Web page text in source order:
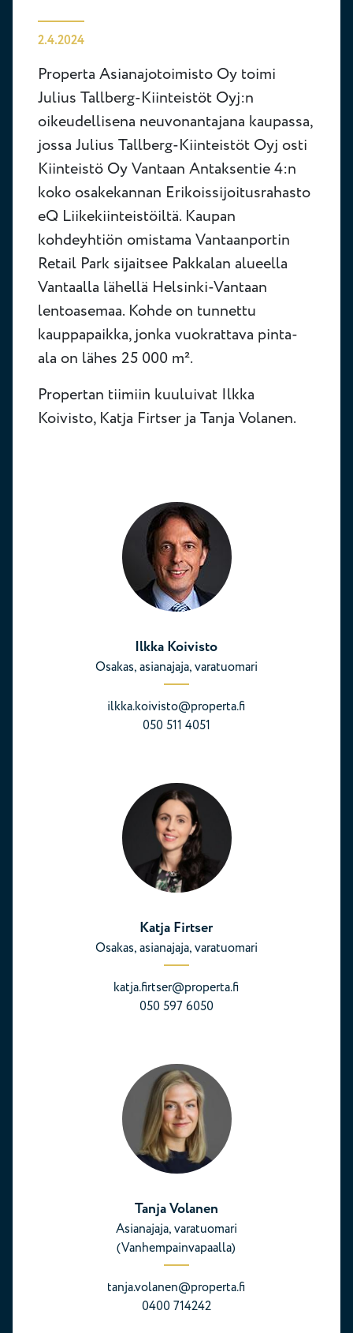
2.4.2024
Properta Asianajotoimisto Oy toimi
Julius Tallberg-Kiinteistöt Oyj:n
oikeudellisena neuvonantajana kaupassa,
jossa Julius Tallberg-Kiinteistöt Oyj osti
Kiinteistö Oy Vantaan Antaksentie 4:n
koko osakekannan Erikoissijoitusrahasto
eQ Liikekiinteistöiltä. Kaupan
kohdeyhtiön omistama Vantaanportin
Retail Park sijaitsee Pakkalan alueella
Vantaalla lähellä Helsinki-Vantaan
lentoasemaa. Kohde on tunnettu
kauppapaikka, jonka vuokrattava pinta-
ala on lähes 25 000 m².
Propertan tiimiin kuuluivat Ilkka
Koivisto, Katja Firtser ja Tanja Volanen.
Ilkka Koivisto
Osakas, asianajaja, varatuomari
ilkka.koivisto@properta.fi
050 511 4051
Katja Firtser
Osakas, asianajaja, varatuomari
katja.firtser@properta.fi
050 597 6050
Tanja Volanen
Asianajaja, varatuomari
(Vanhempainvapaalla)
tanja.volanen@properta.fi
0400 714242